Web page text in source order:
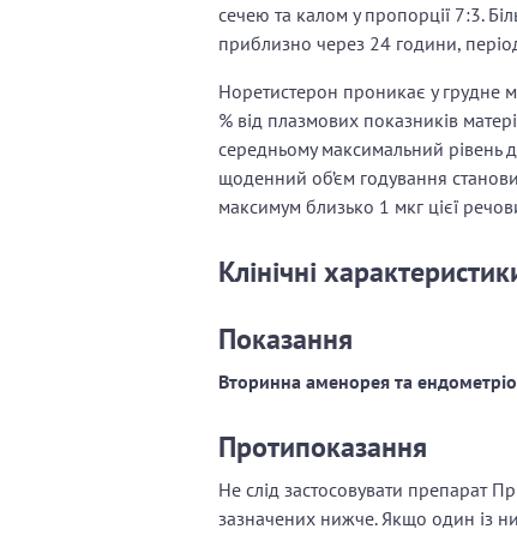
сечею та калом у пропорції 7:3.
приблизно через 24 години,
Норетистерон проникає у грудне
% від плазмових показників
середньому максимальний рівень
щоденний об’єм годування
максимум близько 1 мкг цієї
Клінічні
Показання
Вторинна аменорея та
Протипоказання
Не слід застосовувати препарат
зазначених нижче. Якщо один із